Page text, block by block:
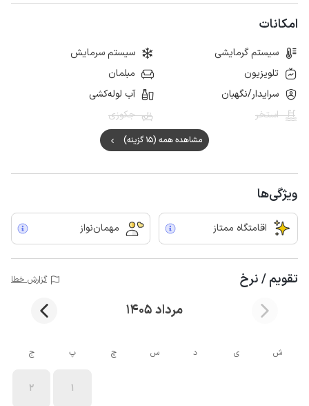
امکانات
سیستم گرمایشی
سیستم سرمایش
تلویزیون
مبلمان
سرایدار/نگهبان
آب لوله‌کشی
استخر
جکوزی
مشاهده همه (15 گزینه)
ویژگی‌ها
اقامتگاه ممتاز مهمان‌نواز
تقویم / نرخ گزارش خطا
مرداد 1405
ش ی د س چ پ ج
1
2